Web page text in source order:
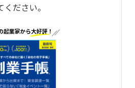
ださい。